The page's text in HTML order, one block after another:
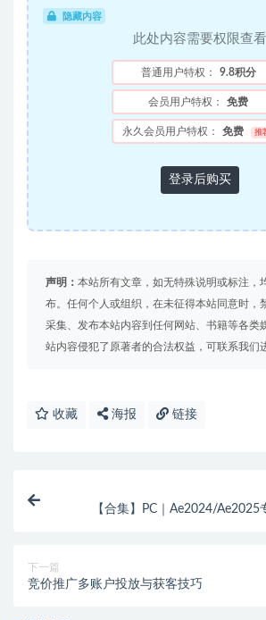
隐藏内容
此处内容需要权限查看
普通用户特权： 9.8积分
会员用户特权： 免费
永久会员用户特权： 免费 推
登录后购买
声明： 本站所有文章，如无特殊说明或标注，
布。任何个人或组织，在未征得本站同意时，
采集、发布本站内容到任何网站、书籍等各类
站内容侵犯了原著者的合法权益，可联系我们
收藏 海报 链接
【合集】PC｜Ae2024/
下一篇
竞价推广多账户投放与获客技巧